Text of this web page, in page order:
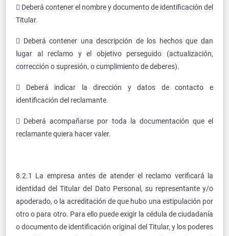
 Deberá contener el nombre y documento de identificación del
Titular.
 Deberá contener una descripción de los hechos que dan
lugar al reclamo y el objetivo perseguido (actualización,
corrección o supresión, o cumplimiento de deberes).
 Deberá indicar la dirección y datos de contacto e
identificación del reclamante.
 Deberá acompañarse por toda la documentación que el
reclamante quiera hacer valer.
8.2.1 La empresa antes de atender el reclamo verificará la
identidad del Titular del Dato Personal, su representante y/o
apoderado, o la acreditación de que hubo una estipulación por
otro o para otro. Para ello puede exigir la cédula de ciudadanía
o documento de identificación original del Titular, y los poderes